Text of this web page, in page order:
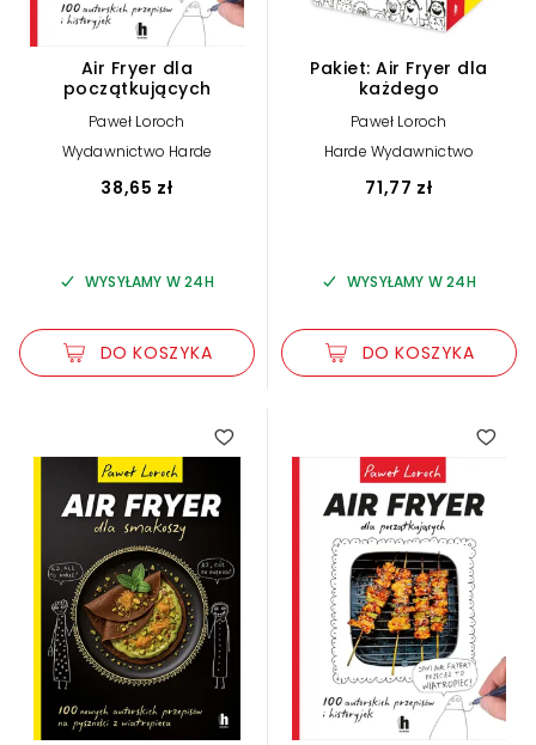
Air Fryer dla
początkujących
Paweł Loroch
Wydawnictwo Harde
38,65 zł
WYSYŁAMY W 24H
DO KOSZYKA
Pakiet: Air Fryer dla
każdego
Paweł Loroch
Harde Wydawnictwo
71,77 zł
WYSYŁAMY W 24H
DO KOSZYKA